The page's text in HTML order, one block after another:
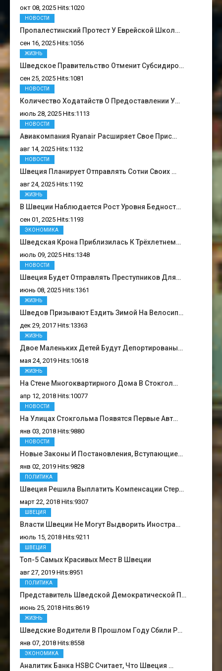
окт 08, 2025 Hits:1020
Пропалестинский Протест У Еврейской Школ…
сен 16, 2025 Hits:1056
НОВОСТИ
Шведское Правительство Отменит Субсидиро…
сен 25, 2025 Hits:1081
ЖИЗНЬ
Количество Ходатайств О Предоставлении У…
июль 28, 2025 Hits:1113
НОВОСТИ
Авиакомпания Ryanair Расширяет Свое Прис…
авг 14, 2025 Hits:1132
НОВОСТИ
Швеция Планирует Отправлять Сотни Своих …
авг 24, 2025 Hits:1192
НОВОСТИ
В Швеции Наблюдается Рост Уровня Бедност…
сен 01, 2025 Hits:1193
ЖИЗНЬ
Шведская Крона Приблизилась К Трёхлетнем…
июль 09, 2025 Hits:1348
ЭКОНОМИКА
Швеция Будет Отправлять Преступников Для…
июнь 08, 2025 Hits:1361
НОВОСТИ
Шведов Призывают Ездить Зимой На Велосип…
дек 29, 2017 Hits:13363
ЖИЗНЬ
Двое Маленьких Детей Будут Депортированы…
мая 24, 2019 Hits:10618
ЖИЗНЬ
На Стене Многоквартирного Дома В Стокгол…
апр 12, 2018 Hits:10077
ЖИЗНЬ
На Улицах Стокгольма Появятся Первые Авт…
янв 03, 2018 Hits:9880
НОВОСТИ
Новые Законы И Постановления, Вступающие…
янв 02, 2019 Hits:9828
НОВОСТИ
Швеция Решила Выплатить Компенсации Стер…
март 22, 2018 Hits:9307
ПОЛИТИКА
Власти Швеции Не Могут Выдворить Иностра…
июль 15, 2018 Hits:9211
ШВЕЦИЯ
Топ-5 Самых Красивых Мест В Швеции
авг 27, 2019 Hits:8951
ШВЕЦИЯ
Представитель Шведской Демократической П…
июнь 25, 2018 Hits:8619
ПОЛИТИКА
Шведские Водители В Прошлом Году Сбили Р…
янв 07, 2018 Hits:8558
ЖИЗНЬ
Аналитик Банка HSBC Считает, Что Швеция …
ЭКОНОМИКА